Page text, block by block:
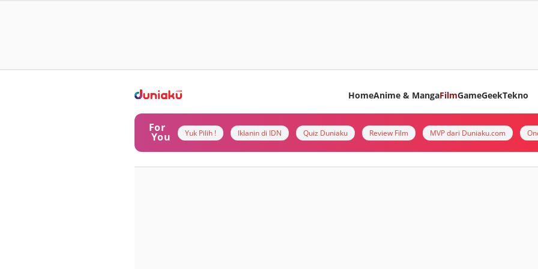
HomeAnime & MangaFilmGameGeekTekno
For
You Yuk Pilih ! Iklanin di IDN Quiz Duniaku Review Film MVP dari Duniaku.com